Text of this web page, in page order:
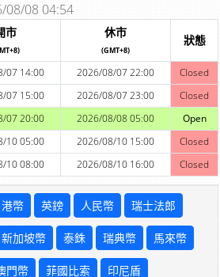
08/08 04:54
市 休市
(GMT+8)
狀態
07 14:00 2026/08/07 22:00
Closed
07 15:00 2026/08/07 23:00
Closed
07 20:00 2026/08/08 05:00
Open
10 05:00 2026/08/10 15:00
Closed
10 08:00 2026/08/10 16:00 Closed
港幣 英鎊 人民幣 瑞士法郎
新加坡幣 泰銖 瑞典幣 馬來幣
門幣 菲國比索 印尼盾